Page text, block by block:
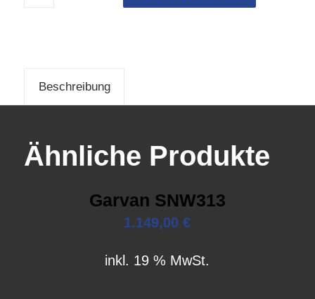
Beschreibung
Ähnliche Produkte
Garvan SNW313
1.149,00€
inkl. 19 % MwSt.